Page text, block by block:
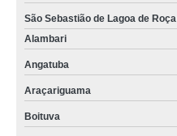
São Sebastião de Lagoa de Roça
Alambari
Angatuba
Araçariguama
Boituva